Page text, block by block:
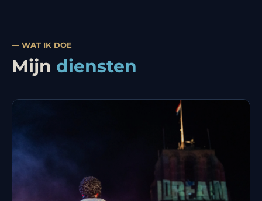
— WAT IK DOE
Mijn diensten